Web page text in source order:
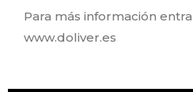
Para más información
www.doliver.es